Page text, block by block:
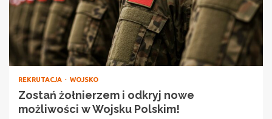
REKRUTACJA WOJSKO
Zostań żołnierzem i odkryj nowe
możliwości w Wojsku Polskim!